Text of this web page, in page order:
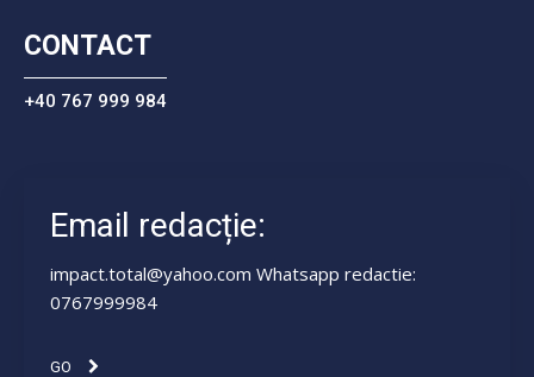
CONTACT
+40 767 999 984
Email redacție:
impact.total@yahoo.com Whatsapp redactie:
0767999984
GO